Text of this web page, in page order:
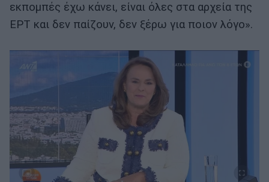
εκπομπές έχω κάνει, είναι όλες στα αρχεία της
ΕΡΤ και δεν παίζουν, δεν ξέρω για ποιον λόγο».